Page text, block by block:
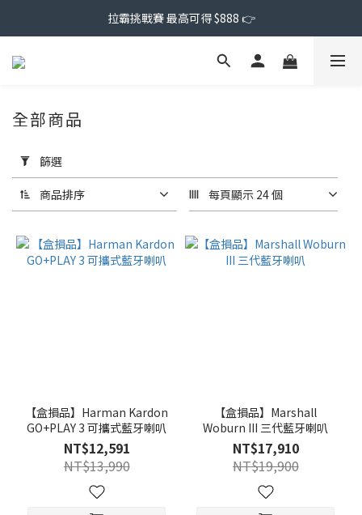
拉霸挑戰賽 最高可得 $888 👉
用
篩
選
(0/20)
價格
(NT$)
全部商品
篩選
商品排序 每頁顯示 24 個
【盒損品】Harman Kardon
GO+PLAY 3 可攜式藍牙喇叭
NT$12,591
NT$13,990
【盒損品】Marshall
Woburn III 三代藍牙喇叭
NT$17,910
NT$19,900